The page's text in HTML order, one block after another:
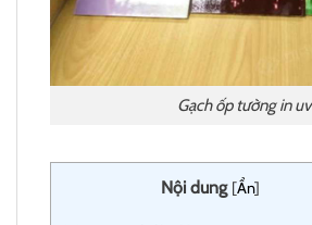
Gạch ốp tường in uv
Nội dung [Ẩn]